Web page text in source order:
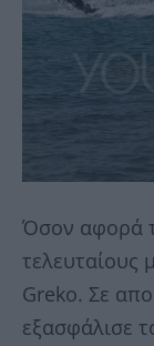
Όσον αφορά
τελευταίους
Greko. Σε
εξασφάλισε